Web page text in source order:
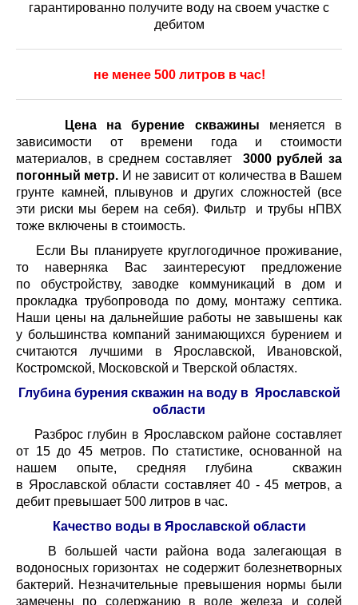
гарантированно получите воду на своем участке с
дебитом
не менее 500 литров в час!
Цена на бурение скважины меняется в
зависимости от времени года и стоимости
материалов, в среднем составляет
3000 рублей за
погонный метр. И не зависит от количества в Вашем
грунте камней, плывунов и других сложностей (все
эти риски мы берем на себя). Фильтр и трубы нПВХ
тоже включены в стоимость.
Если Вы планируете круглогодичное проживание,
то наверняка Вас заинтересуют предложение
по обустройству, заводке коммуникаций в дом и
прокладка трубопровода по дому, монтажу септика.
Наши цены на дальнейшие работы не завышены как
у большинства компаний занимающихся бурением и
считаются лучшими в Ярославской, Ивановской,
Костромской, Московской и Тверской областях.
Глубина бурения скважин на воду в Ярославской
области
Разброс глубин в Ярославском районе составляет
от 15 до 45 метров. По статистике, основанной на
нашем опыте, средняя глубина скважин
в Ярославской области составляет 40 - 45 метров, а
дебит превышает 500 литров в час.
Качество воды в Ярославской области
В большей части района вода залегающая в
водоносных горизонтах не содержит болезнетворных
бактерий. Незначительные превышения нормы были
замечены по содержанию в воде железа и солей